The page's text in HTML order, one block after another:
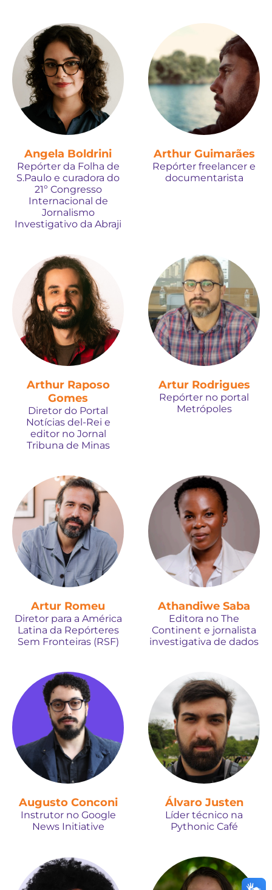
Angela Boldrini
Repórter da Folha de
S.Paulo e curadora do
21º Congresso
Internacional de
Jornalismo
Investigativo da Abraji
Arthur Guimarães
Repórter freelancer e
documentarista
Arthur Raposo
Gomes
Diretor do Portal
Notícias del-Rei e
editor no Jornal
Tribuna de Minas
Artur Rodrigues
Repórter no portal
Metrópoles
Artur Romeu
Diretor para a América
Latina da Repórteres
Sem Fronteiras (RSF)
Athandiwe Saba
Editora no The
Continent e jornalista
investigativa de dados
Augusto Conconi
Instrutor no Google
News Initiative
Álvaro Justen
Líder técnico na
Pythonic Café